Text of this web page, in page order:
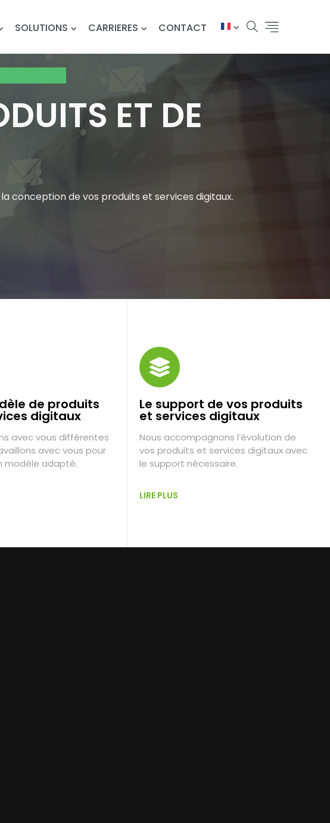
SOLUTIONS CARRIERES CONTACT
ET DE
conception de vos produits et services digitaux.
de produits
digitaux
avec vous différentes
avec vous pour
modèle adapté.
Le support de vos produits
et services digitaux
Nous accompagnons l’évolution de
vos produits et services digitaux avec
le support nécessaire.
LIRE PLUS